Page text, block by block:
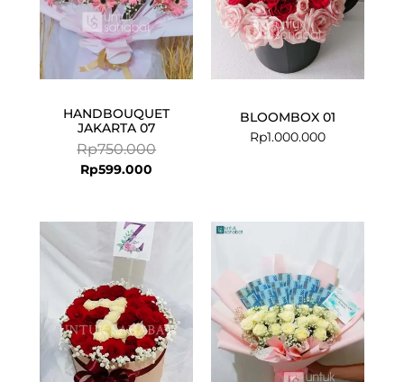
HANDBOUQUET
JAKARTA 07
Rp750.000
Rp599.000
BLOOMBOX 01
Rp1.000.000